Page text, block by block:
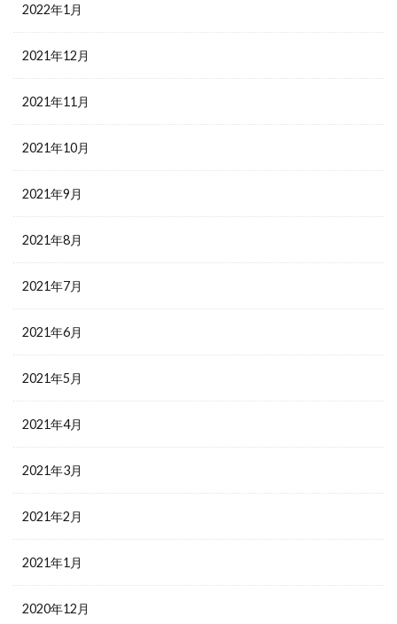
2022年1月
2021年12月
2021年11月
2021年10月
2021年9月
2021年8月
2021年7月
2021年6月
2021年5月
2021年4月
2021年3月
2021年2月
2021年1月
2020年12月